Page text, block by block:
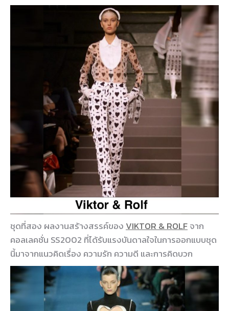
ชุดที่สอง ผลงานสร้างสรรค์ของ VIKTOR & ROLFจาก
คอลเลคชั่น SS2002 ที่ได้รับแรงบันดาลใจในการออกแบบชุด
นี้มาจากแนวคิดเรื่อง ความรัก ความดี และการคิดบวก